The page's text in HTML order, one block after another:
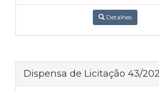
Detalhes
Dispensa de Licitação 43/